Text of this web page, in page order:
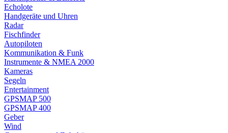
Echolote
Handgeräte und Uhren
Radar
Fischfinder
Autopiloten
Kommunikation & Funk
Instrumente & NMEA 2000
Kameras
Segeln
Entertainment
GPSMAP 500
GPSMAP 400
Geber
Wind